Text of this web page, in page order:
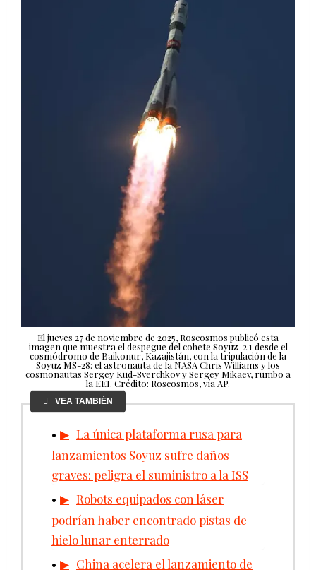
El jueves 27 de noviembre de 2025, Roscosmos publicó esta
imagen que muestra el despegue del cohete Soyuz-2.1 desde el
cosmódromo de Baikonur, Kazajistán, con la tripulación de la
Soyuz MS-28: el astronauta de la NASA Chris Williams y los
cosmonautas Sergey Kud-Sverchkov y Sergey Mikaev, rumbo a
la EEI. Crédito: Roscosmos, vía AP.
VEA TAMBIÉN
La única plataforma rusa para
lanzamientos Soyuz sufre daños
graves: peligra el suministro a la ISS
Robots equipados con láser
podrían haber encontrado pistas de
hielo lunar enterrado
China acelera el lanzamiento de